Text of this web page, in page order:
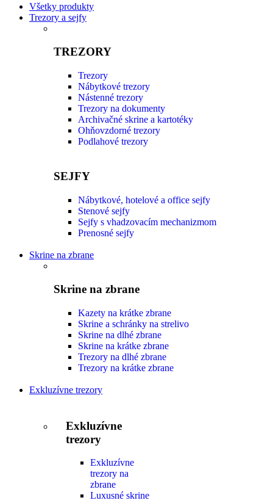
Všetky produkty
Trezory a sejfy
TREZORY
Trezory
Nábytkové trezory
Nástenné trezory
Trezory na dokumenty
Archivačné skrine a kartotéky
Ohňovzdorné trezory
Podlahové trezory
SEJFY
Nábytkové, hotelové a office sejfy
Stenové sejfy
Sejfy s vhadzovacím mechanizmom
Prenosné sejfy
Skrine na zbrane
Skrine na zbrane
Kazety na krátke zbrane
Skrine a schránky na strelivo
Skrine na dlhé zbrane
Skrine na krátke zbrane
Trezory na dlhé zbrane
Trezory na krátke zbrane
Exkluzívne trezory
Exkluzívne
trezory
Exkluzívne
trezory na
zbrane
Luxusné skrine